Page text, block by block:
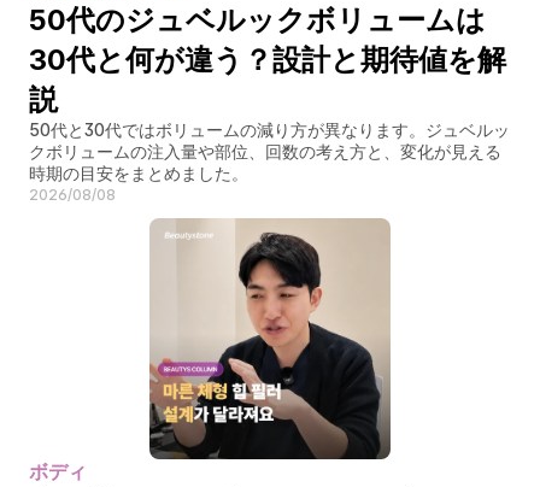
50代のジュベルックボリュームは
30代と何が違う？設計と期待値を解
説
50代と30代ではボリュームの減り方が異なります。ジュベルッ
クボリュームの注入量や部位、回数の考え方と、変化が見える
時期の目安をまとめました。
2026/08/08
ボディ